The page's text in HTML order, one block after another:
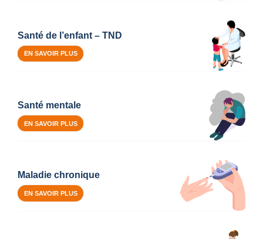
Santé de l’enfant – TND
EN SAVOIR PLUS
Santé mentale
EN SAVOIR PLUS
Maladie chronique
EN SAVOIR PLUS